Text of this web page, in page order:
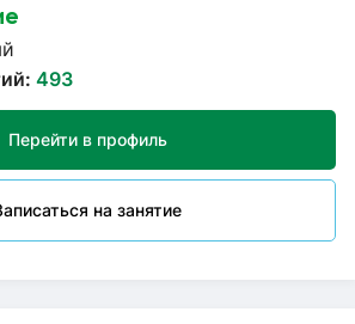
493
Перейти в профиль
на занятие
и получила квалификацию учителя
не останавливаться на
пошла учиться дальше. В 2016 году
на учителя истории и
же года стала преподавать. В
классов проработала 5 лет,
11 класс. Имеется опыт подготовки
мной открылся удивительный мир. И
курсов повышения квалификации в
ФГОС и профессионального